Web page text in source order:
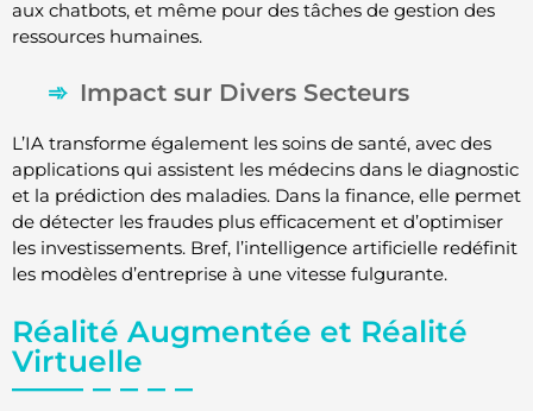
aux chatbots, et même pour des tâches de gestion des
ressources humaines.
Impact sur Divers Secteurs
L’IA transforme également les soins de santé, avec des
applications qui assistent les médecins dans le diagnostic
et la prédiction des maladies. Dans la finance, elle permet
de détecter les fraudes plus efficacement et d’optimiser
les investissements. Bref, l’intelligence artificielle redéfinit
les modèles d’entreprise à une vitesse fulgurante.
Réalité Augmentée et Réalité
Virtuelle